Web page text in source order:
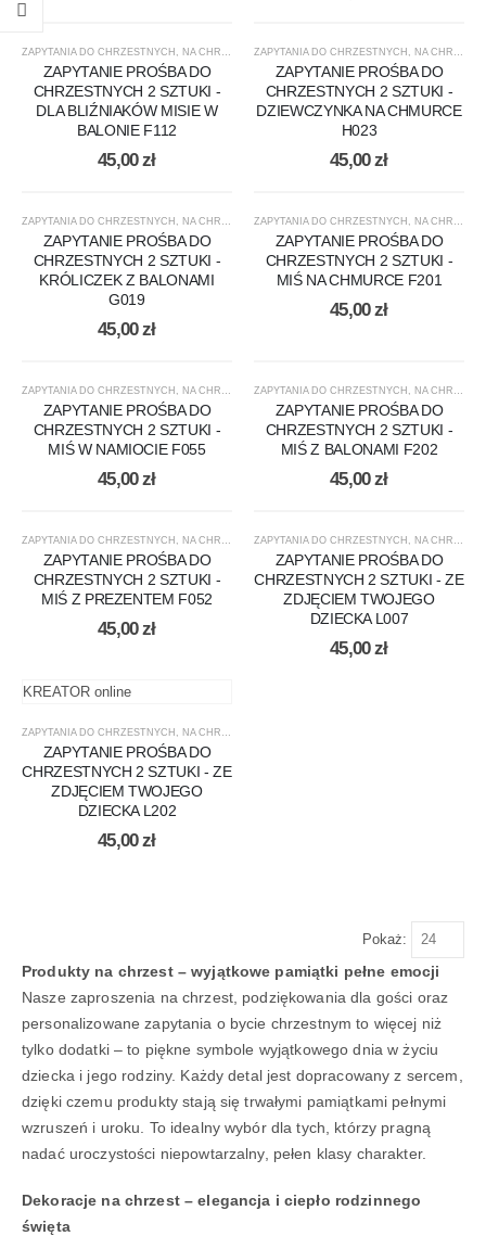
ZAPYTANIA DO CHRZESTNYCH NA CHRZEST
ZAPYTANIE PROŚBA DO
CHRZESTNYCH 2 SZTUKI -
DLA BLIŹNIAKÓW MISIE W
BALONIE F112
45,00zł
ZAPYTANIA DO CHRZESTNYCH NA CHRZEST
ZAPYTANIE PROŚBA DO
CHRZESTNYCH 2 SZTUKI -
DZIEWCZYNKA NA CHMURCE
H023
45,00zł
ZAPYTANIA DO CHRZESTNYCH NA CHRZEST
ZAPYTANIE PROŚBA DO
CHRZESTNYCH 2 SZTUKI -
KRÓLICZEK Z BALONAMI
G019
45,00zł
ZAPYTANIA DO CHRZESTNYCH NA CHRZEST
ZAPYTANIE PROŚBA DO
CHRZESTNYCH 2 SZTUKI -
MIŚ NA CHMURCE F201
45,00zł
ZAPYTANIA DO CHRZESTNYCH NA CHRZEST
ZAPYTANIE PROŚBA DO
CHRZESTNYCH 2 SZTUKI -
MIŚ W NAMIOCIE F055
45,00zł
ZAPYTANIA DO CHRZESTNYCH NA CHRZEST
ZAPYTANIE PROŚBA DO
CHRZESTNYCH 2 SZTUKI -
MIŚ Z BALONAMI F202
45,00zł
ZAPYTANIA DO CHRZESTNYCH NA CHRZEST
ZAPYTANIE PROŚBA DO
CHRZESTNYCH 2 SZTUKI -
MIŚ Z PREZENTEM F052
45,00zł
ZAPYTANIA DO CHRZESTNYCH NA CHRZEST
ZAPYTANIE PROŚBA DO
CHRZESTNYCH 2 SZTUKI - ZE
ZDJĘCIEM TWOJEGO
DZIECKA L007
45,00zł
KREATOR online
ZAPYTANIA DO CHRZESTNYCH NA CHRZEST
ZAPYTANIE PROŚBA DO
CHRZESTNYCH 2 SZTUKI - ZE
ZDJĘCIEM TWOJEGO
DZIECKA L202
45,00zł
Pokaż:
Produkty na chrzest – wyjątkowe pamiątki pełne emocji
Nasze zaproszenia na chrzest, podziękowania dla gości oraz
personalizowane zapytania o bycie chrzestnym to więcej niż
tylko dodatki – to piękne symbole wyjątkowego dnia w życiu
dziecka i jego rodziny. Każdy detal jest dopracowany z sercem,
dzięki czemu produkty stają się trwałymi pamiątkami pełnymi
wzruszeń i uroku. To idealny wybór dla tych, którzy pragną
nadać uroczystości niepowtarzalny, pełen klasy charakter.
Dekoracje na chrzest – elegancja i ciepło rodzinnego
święta